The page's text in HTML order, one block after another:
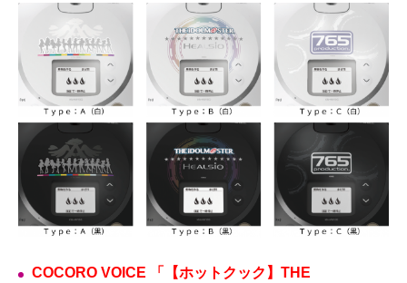
COCORO VOICE 「 【ホットクック】 THE